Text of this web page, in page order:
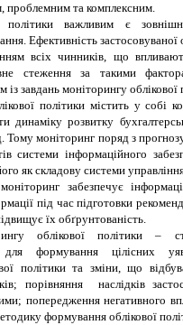
проблемним та комплексним.
політики важливим є
Ефективність застосовуваної
всіх чинників, що
стеження за такими
із завдань моніторингу облікової
політики мiстить у собi
динамiку розвитку
Тому моніторинг поряд з
системи інформаційного
як складову системи управлi
забезпечуєi
iї пiд час пiдготовки
їх обґрунтованість.
облікової політики –
для формування цілісних
політики та зміни, що
порівняння наслідків
попередження негативного
формування облікової